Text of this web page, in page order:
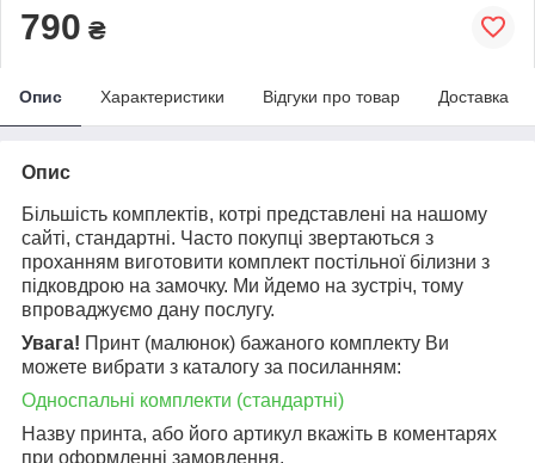
790 ₴
Опис Характеристики Відгуки про товар Доставка
Опис
Більшість комплектів, котрі представлені на нашому
сайті, стандартні. Часто покупці звертаються з
проханням виготовити комплект постільної білизни з
підковдрою на замочку. Ми йдемо на зустріч, тому
впроваджуємо дану послугу.
Увага! Принт (малюнок) бажаного комплекту Ви
можете вибрати з каталогу за посиланням:
Односпальні комплекти (стандартні)
Назву принта, або його артикул вкажіть в коментарях
при оформленні замовлення.